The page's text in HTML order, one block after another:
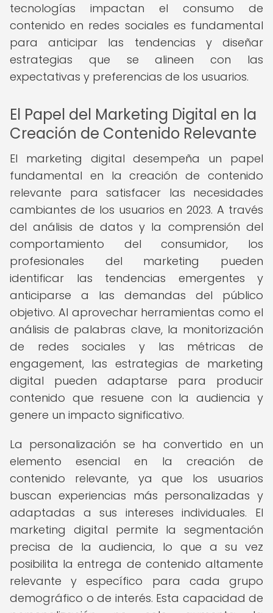
tecnologías impactan el consumo de
contenido en redes sociales es fundamental
para anticipar las tendencias y diseñar
estrategias que se alineen con las
expectativas y preferencias de los usuarios.
El Papel del Marketing Digital en la
Creación de Contenido Relevante
El marketing digital desempeña un papel
fundamental en la creación de contenido
relevante para satisfacer las necesidades
cambiantes de los usuarios en 2023. A través
del análisis de datos y la comprensión del
comportamiento del consumidor, los
profesionales del marketing pueden
identificar las tendencias emergentes y
anticiparse a las demandas del público
objetivo. Al aprovechar herramientas como el
análisis de palabras clave, la monitorización
de redes sociales y las métricas de
engagement, las estrategias de marketing
digital pueden adaptarse para producir
contenido que resuene con la audiencia y
genere un impacto significativo.
La personalización se ha convertido en un
elemento esencial en la creación de
contenido relevante, ya que los usuarios
buscan experiencias más personalizadas y
adaptadas a sus intereses individuales. El
marketing digital permite la segmentación
precisa de la audiencia, lo que a su vez
posibilita la entrega de contenido altamente
relevante y específico para cada grupo
demográfico o de interés. Esta capacidad de